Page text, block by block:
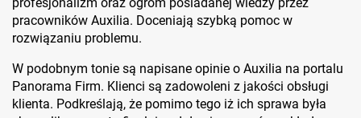
pracowników Auxilia. Doceniają szybką pomoc w
rozwiązaniu problemu.
W podobnym tonie są napisane opinie o Auxilia na portalu
Panorama Firm. Klienci są zadowoleni z jakości obsługi
klienta. Podkreślają, że pomimo tego iż ich sprawa była